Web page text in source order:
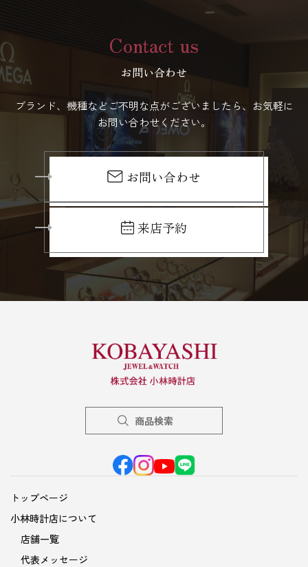
Contact us
お問い合わせ
ブランド、機種などご不明な点がございましたら、お気軽に
お問い合わせください。
お問い合わせ
来店予約
商品検索
トップページ
小林時計店について
店舗一覧
代表メッセージ